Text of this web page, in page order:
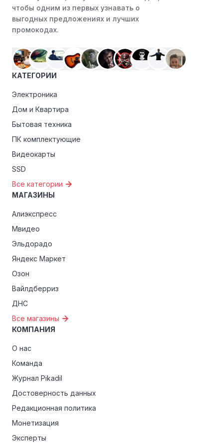
подписчиками эксклюзивными кодами скидок или
акциями.
программам лояльности, предлагаемым интернет-
магазинами, чтобы пользоваться такими
преимуществами, как скидки только для участников,
акциям.
Особые скидки:
критериям, проверьте, предоставляет ли Бетсити
пенсионеров.
чтобы одним из первых узнавать о
выгодных предложениях и лучших
промокодах.
КАТЕГОРИИ
Электроника
Дом и Квартира
Бытовая техника
ПК комплектующие
Видеокарты
SSD
Все категории
МАГАЗИНЫ
Алиэкспресс
Мвидео
Эльдорадо
Яндекс Маркет
Озон
Вайлдберриз
ДНС
Все магазины
КОМПАНИЯ
О нас
Команда
Журнал Pikadil
Достоверность данных
Редакционная политика
Монетизация
Эксперты